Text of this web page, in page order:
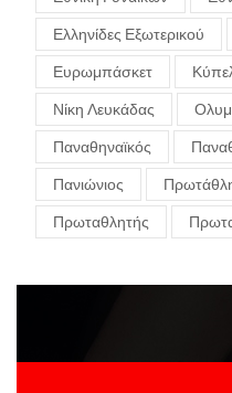
Ελληνίδες Εξωτερικού
Ευρωμπάσκετ
Νίκη Λευκάδας
Παναθηναϊκός
Πανιώνιος
Πρωταθλητής